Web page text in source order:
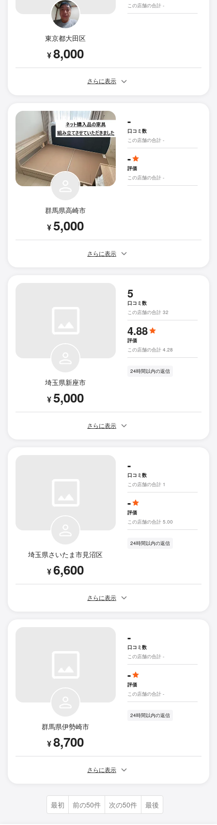
東京都大田区
¥8,000
この店舗の合計 -
さらに表示
群馬県高崎市
¥5,000
-
口コミ数
この店舗の合計 -
-
評価
この店舗の合計 -
さらに表示
埼玉県新座市
¥5,000
5
口コミ数
この店舗の合計 32
4.88
評価
この店舗の合計 4.28
24時間以内の返信
さらに表示
埼玉県さいたま市見沼区
¥6,600
-
口コミ数
この店舗の合計 1
-
評価
この店舗の合計 5.00
24時間以内の返信
さらに表示
群馬県伊勢崎市
¥8,700
-
口コミ数
この店舗の合計 -
-
評価
この店舗の合計 -
24時間以内の返信
さらに表示
最初 前の50件 次の50件 最後